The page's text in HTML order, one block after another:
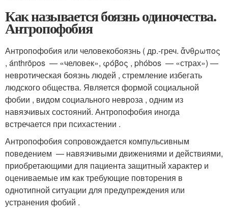
Как называется боязнь одиночества.
Антропофобия
Антропофобия или человекобоязнь ( др.-греч. ἄνθρωπος
, ánthrōpos — «человек», φόβος , phóbos — «страх») —
невротическая боязнь людей , стремление избегать
людского общества. Является формой социальной
фобии , видом социального невроза , одним из
навязчивых состояний. Антропофобия иногда
встречается при психастении .
Антропофобия сопровождается компульсивным
поведением — навязчивыми движениями и действиями,
приобретающими для пациента защитный характер и
оцениваемые им как требующие повторения в
однотипной ситуации для предупреждения или
устранения фобий .